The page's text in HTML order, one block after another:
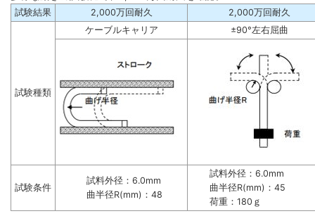
試験結果 2,000万回耐久 2,000万回耐久
試験種類
ケーブルキャリア ±90°左右屈曲
試験条件
試料外径：6.0mm
曲半径R(mm)：48
試料外径：6.0mm
曲半径R(mm)：45
荷重：180ｇ